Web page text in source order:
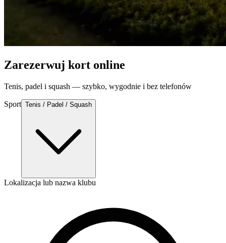
Zarezerwuj kort online
Tenis, padel i squash — szybko, wygodnie i bez telefonów
Sport Tenis / Padel / Squash
Lokalizacja lub nazwa klubu